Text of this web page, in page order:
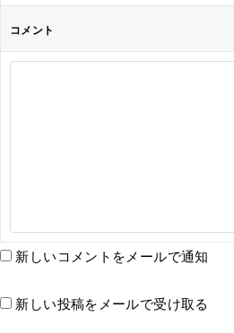
コメント
新しいコメントをメールで通知
新しい投稿をメールで受け取る